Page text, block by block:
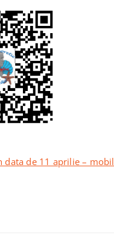
data de 11 aprilie – mobil